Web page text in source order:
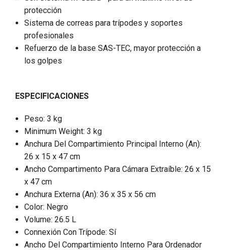
protección
Sistema de correas para trípodes y soportes
profesionales
Refuerzo de la base SAS-TEC, mayor protección a
los golpes
ESPECIFICACIONES
Peso: 3 kg
Minimum Weight: 3 kg
Anchura Del Compartimiento Principal Interno (An):
26 x 15 x 47 cm
Ancho Compartimento Para Cámara Extraíble: 26 x 15
x 47 cm
Anchura Externa (An): 36 x 35 x 56 cm
Color: Negro
Volume: 26.5 L
Connexión Con Trípode: Sí
Ancho Del Compartimiento Interno Para Ordenador